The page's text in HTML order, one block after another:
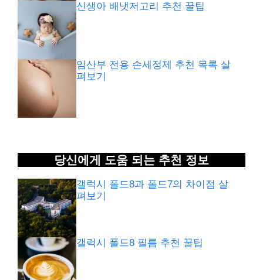
신생아 배냇저고리 추천 꿀팁
임산부 전용 손세정제 추천 목록 살
펴보기
당신에게 도움 되는 추천 정보
갤럭시 폴드8과 폴드7의 차이점 살
펴보기
갤럭시 폴드8 필름 추천 꿀팁